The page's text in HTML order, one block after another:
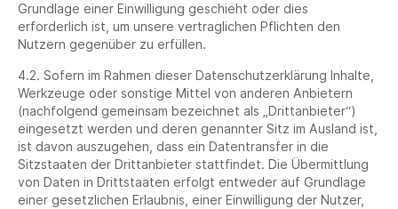
Grundlage einer Einwilligung geschieht oder dies
erforderlich ist, um unsere vertraglichen Pflichten den
Nutzern gegenüber zu erfüllen.
4.2. Sofern im Rahmen dieser Datenschutzerklärung Inhalte,
Werkzeuge oder sonstige Mittel von anderen Anbietern
(nachfolgend gemeinsam bezeichnet als „Drittanbieter“)
eingesetzt werden und deren genannter Sitz im Ausland ist,
ist davon auszugehen, dass ein Datentransfer in die
Sitzstaaten der Drittanbieter stattfindet. Die Übermittlung
von Daten in Drittstaaten erfolgt entweder auf Grundlage
einer gesetzlichen Erlaubnis, einer Einwilligung der Nutzer,